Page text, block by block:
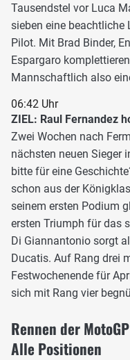
Tausendstel vor Luca
sieben eine beachtliche
Pilot. Mit Brad Binder,
Espargaro
Mannschaftlich also
06:42 Uhr
ZIEL: Raul Fernandez
Zwei Wochen nach
nächsten neuen Sieger
bitte für eine
schon aus der
seinem ersten Podium
ersten Triumph für das
Di Giannantonio sorgt
Ducatis. Auf Rang drei
Festwochenende für
sich mit Rang vier
Rennen der
Alle Positionen